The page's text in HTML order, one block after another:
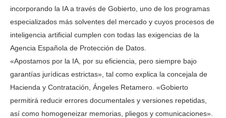
incorporando la IA a través de Gobierto, uno de los programas
especializados más solventes del mercado y cuyos procesos de
inteligencia artificial cumplen con todas las exigencias de la
Agencia Española de Protección de Datos.
«Apostamos por la IA, por su eficiencia, pero siempre bajo
garantías jurídicas estrictas», tal como explica la concejala de
Hacienda y Contratación, Ángeles Retamero. «Gobierto
permitirá reducir errores documentales y versiones repetidas,
así como homogeneizar memorias, pliegos y comunicaciones».